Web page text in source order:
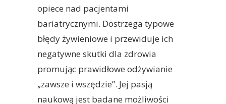
opiece nad pacjentami
bariatrycznymi. Dostrzega typowe
błędy żywieniowe i przewiduje ich
negatywne skutki dla zdrowia
promując prawidłowe odżywianie
„zawsze i wszędzie”. Jej pasją
naukową jest badane możliwości